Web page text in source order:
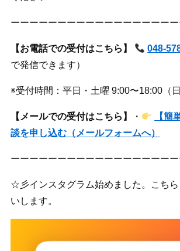
ーーーーーーーーーーーーーーーーー
【お電話での受付はこちら】 048-
で発信できます）
※受付時間：平日・土曜 9:00〜18:00（日
【メールでの受付はこちら】 ・
【簡
談を申し込む（メールフォームへ）
ーーーーーーーーーーーーーーーーー
☆彡インスタグラム始めました。こち
いします。